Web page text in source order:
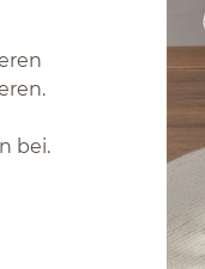
bei.